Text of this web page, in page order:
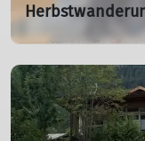
06.10.2024
Tourenleiter: Maier
Teilnehmer: 17
mehr erfahren